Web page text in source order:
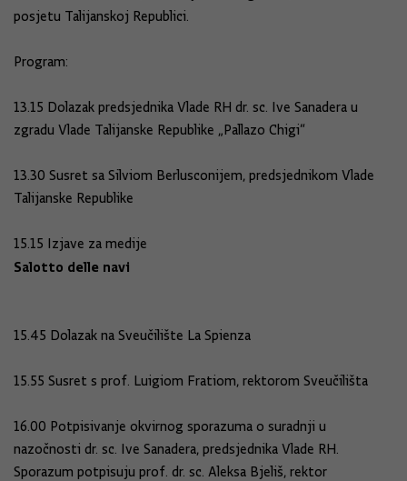
posjetu Talijanskoj Republici.
Program:
13.15 Dolazak predsjednika Vlade RH dr. sc. Ive Sanadera u
zgradu Vlade Talijanske Republike „Pallazo Chigi“
13.30 Susret sa Silviom Berlusconijem, predsjednikom Vlade
Talijanske Republike
15.15 Izjave za medije
Salotto delle navi
15.45 Dolazak na Sveučilište La Spienza
15.55 Susret s prof. Luigiom Fratiom, rektorom Sveučilišta
16.00 Potpisivanje okvirnog sporazuma o suradnji u
nazočnosti dr. sc. Ive Sanadera, predsjednika Vlade RH.
Sporazum potpisuju prof. dr. sc. Aleksa Bjeliš, rektor